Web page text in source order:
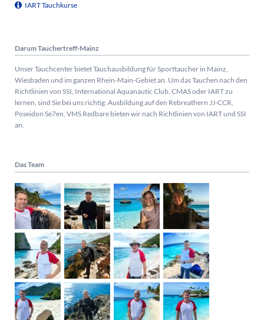
IART Tauchkurse
Darum Tauchertreff-Mainz
Unser Tauchcenter bietet Tauchausbildung für Sporttaucher in Mainz,
Wiesbaden und im ganzen Rhein-Main-Gebiet an. Um das Tauchen nach den
Richtlinien von SSI, International Aquanautic Club, CMAS oder IART zu
lernen, sind Sie bei uns richtig. Ausbildung auf den Rebreathern JJ-CCR,
Poseidon Se7en, VMS Redbare bieten wir nach Richtlinien von IART und SSI
an.
Das Team